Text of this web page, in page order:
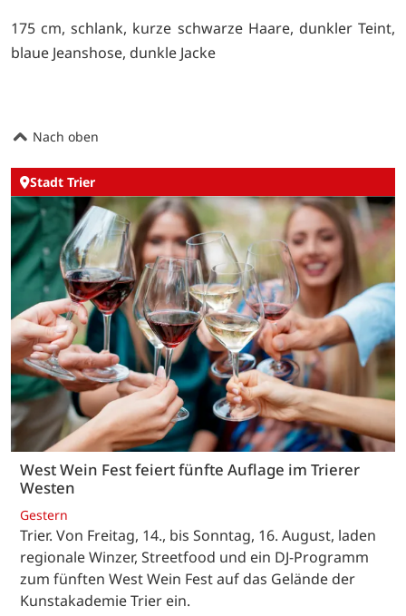
175 cm, schlank, kurze schwarze Haare, dunkler Teint,
blaue Jeanshose, dunkle Jacke
Nach oben
Stadt Trier
West Wein Fest feiert fünfte Auflage im Trierer
Westen
Gestern
Trier. Von Freitag, 14., bis Sonntag, 16. August, laden
regionale Winzer, Streetfood und ein DJ-Programm
zum fünften West Wein Fest auf das Gelände der
Kunstakademie Trier ein.